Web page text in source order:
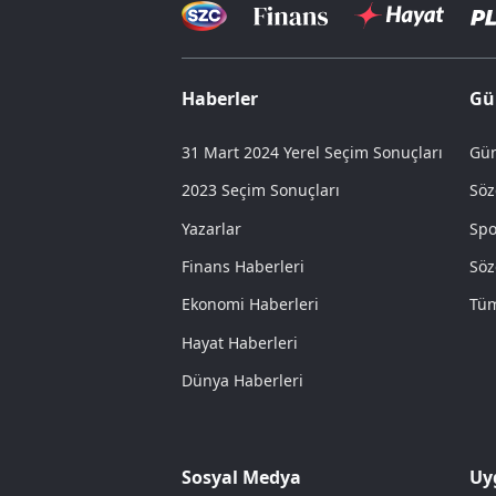
Haberler
31 Mart 2024 Yerel Seçim Sonuçları
2023 Seçim Sonuçları
Yazarlar
Finans Haberleri
Ekonomi Haberleri
Hayat Haberleri
Dünya Haberleri
Sosyal Medya